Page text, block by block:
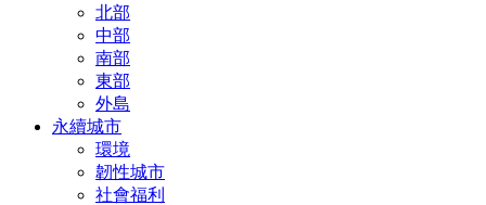
北部
中部
南部
東部
外島
永續城市
環境
韌性城市
社會福利